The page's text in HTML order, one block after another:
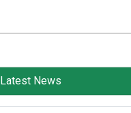
Latest News